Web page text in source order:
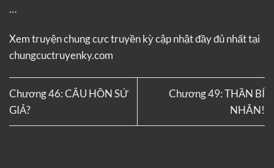
…
Xem truyệnchung cực truyền kỳcập nhật đầy đủ nhất tại
chungcuctruyenky.com
Chương 46: CÂU HỒN SỨ
GIẢ?
Chương 49: THẦN BÍ
NHÂN!